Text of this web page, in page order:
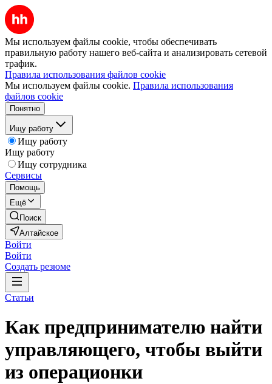
Мы используем файлы cookie, чтобы обеспечивать
правильную работу нашего веб-сайта и анализировать сетевой
трафик.
Правила использования файлов cookie
Мы используем файлы cookie. Правила использования
файлов cookie
Понятно
Ищу работу
Ищу работу
Ищу работу
Ищу сотрудника
Сервисы
Помощь
Ещё
Поиск
Алтайское
Войти
Войти
Создать резюме
Статьи
Как предпринимателю найти
управляющего, чтобы выйти
из операционки